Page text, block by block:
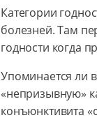
Категории
болезней. Там
годности когда
Упоминается ли
«непризывную»
конъюнктивита